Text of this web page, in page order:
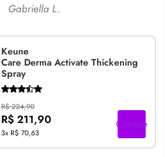
Gabriella L.
Keune
Care Derma Activate Thickening
Spray
R$ 224,90
R$ 211,90
3x R$ 70,63
Compre